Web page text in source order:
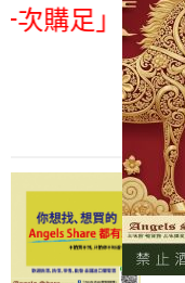
足」各國進
(尋)